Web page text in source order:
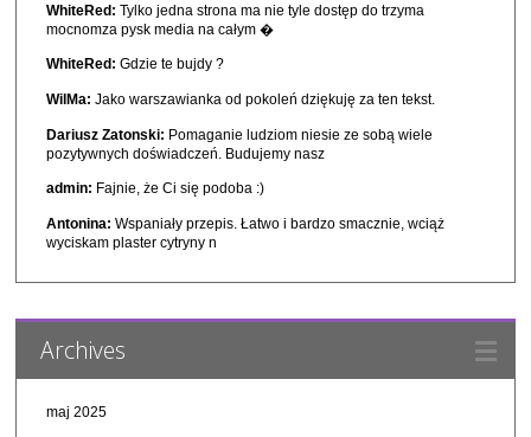
WhiteRed: Tylko jedna strona ma nie tyle dostęp do trzyma
mocnomza pysk media na całym �
WhiteRed: Gdzie te bujdy ?
WilMa: Jako warszawianka od pokoleń dziękuję za ten tekst.
Dariusz Zatonski: Pomaganie ludziom niesie ze sobą wiele
pozytywnych doświadczeń. Budujemy nasz
admin: Fajnie, że Ci się podoba :)
Antonina: Wspaniały przepis. Łatwo i bardzo smacznie, wciąż
wyciskam plaster cytryny n
Archives
maj 2025